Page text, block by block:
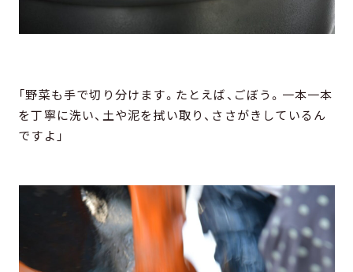
「野菜も手で切り分けます。たとえば、ごぼう。一本一本
を丁寧に洗い、土や泥を拭い取り、ささがきしているん
ですよ」